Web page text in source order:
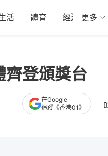
活 體育 經濟 01
更多
登頒獎台
在Google
追蹤《香港01》